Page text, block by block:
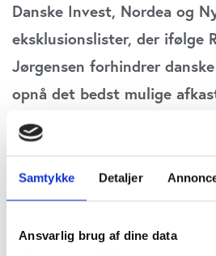
Samtykke Detaljer
Ansvarlig brug af dine data
Danske Invest, Nordea og
eksklusionslister, der ifølge
Jørgensen forhindrer
opnå det bedst mulige
enkelt: Skrot
moralsk overdommeri af
stedet investorerne fri til at
selskaber, de lyster. Det
befriende, men bygger